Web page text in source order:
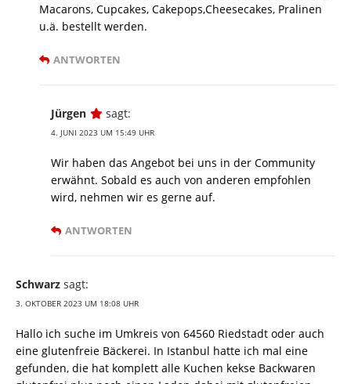
Macarons, Cupcakes, Cakepops,Cheesecakes, Pralinen
u.ä. bestellt werden.
ANTWORTEN
Jürgen sagt:
4. JUNI 2023 UM 15:49 UHR
Wir haben das Angebot bei uns in der Community
erwähnt. Sobald es auch von anderen empfohlen
wird, nehmen wir es gerne auf.
ANTWORTEN
Schwarz sagt:
3. OKTOBER 2023 UM 18:08 UHR
Hallo ich suche im Umkreis von 64560 Riedstadt oder auch
eine glutenfreie Bäckerei. In Istanbul hatte ich mal eine
gefunden, die hat komplett alle Kuchen kekse Backwaren